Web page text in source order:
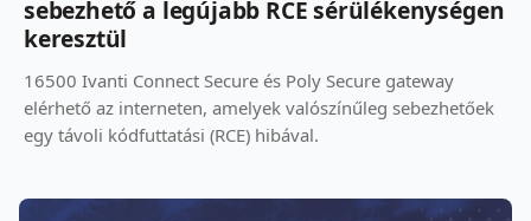
sebezhető a legújabb RCE sérülékenységen
keresztül
16500 Ivanti Connect Secure és Poly Secure gateway
elérhető az interneten, amelyek valószínűleg sebezhetőek
egy távoli kódfuttatási (RCE) hibával.